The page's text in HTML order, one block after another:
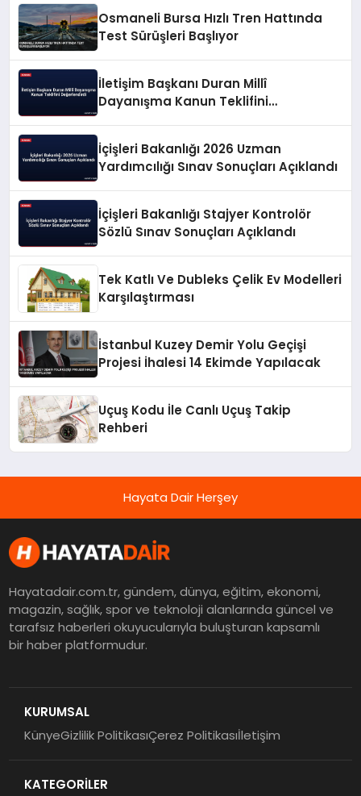
Osmaneli Bursa Hızlı Tren Hattında
Test Sürüşleri Başlıyor
İletişim Başkanı Duran Millî
Dayanışma Kanun Teklifini
İçişleri Bakanlığı 2026 Uzman
Yardımcılığı Sınav Sonuçları Açıklandı
İçişleri Bakanlığı Stajyer Kontrolör
Sözlü Sınav Sonuçları Açıklandı
Tek Katlı Ve Dubleks Çelik Ev Modelleri
Karşılaştırması
İstanbul Kuzey Demir Yolu Geçişi
Projesi İhalesi 14 Ekimde Yapılacak
Uçuş Kodu İle Canlı Uçuş Takip
Rehberi
Hayata Dair Herşey
Hayatadair.com.tr, gündem, dünya, eğitim, ekonomi,
magazin, sağlık, spor ve teknoloji alanlarında güncel ve
tarafsız haberleri okuyucularıyla buluşturan kapsamlı
bir haber platformudur.
KURUMSAL
KünyeGizlilik PolitikasıÇerez Politikasıİletişim
KATEGORİLER